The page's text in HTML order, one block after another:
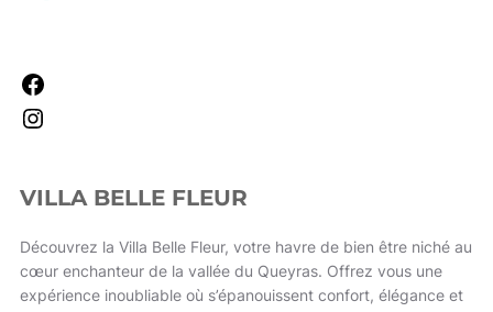
VILLA BELLE FLEUR
Découvrez la Villa Belle Fleur, votre havre de bien être niché au
cœur enchanteur de la vallée du Queyras. Offrez vous une
expérience inoubliable où s’épanouissent confort, élégance et